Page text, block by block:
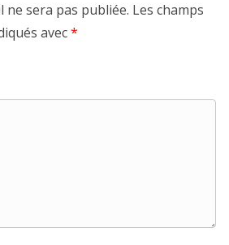
ne sera pas publiée. Les champs
avec*